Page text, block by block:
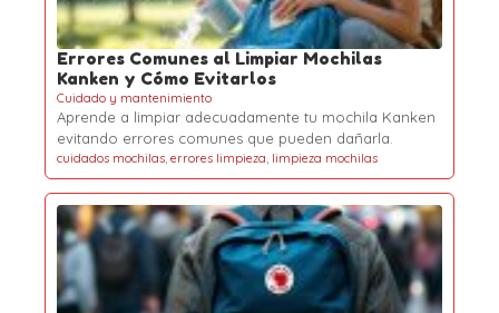
Errores Comunes al Limpiar Mochilas
Kanken y Cómo Evitarlos
Cuidado y mantenimiento
Aprende a limpiar adecuadamente tu mochila Kanken
evitando errores comunes que pueden dañarla.
cuidados mochilas, errores limpieza, limpieza mochilas